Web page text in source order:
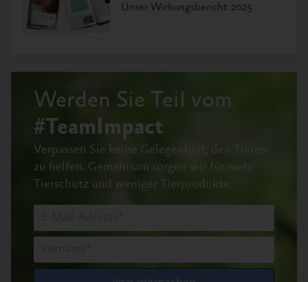
Unser Wirkungsbericht 2025
Werden Sie Teil vom
#TeamImpact
Verpassen Sie keine Gelegenheit, den Tieren
zu helfen. Gemeinsam sorgen wir für mehr
Tierschutz und weniger Tierprodukte.